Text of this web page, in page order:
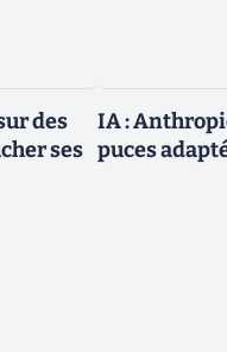
des
ses
IA :
puces